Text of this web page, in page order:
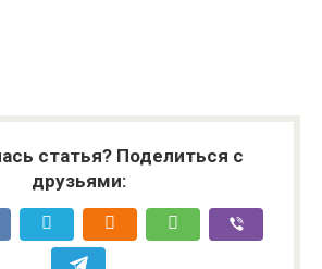
статья? Поделиться с
друзьями: